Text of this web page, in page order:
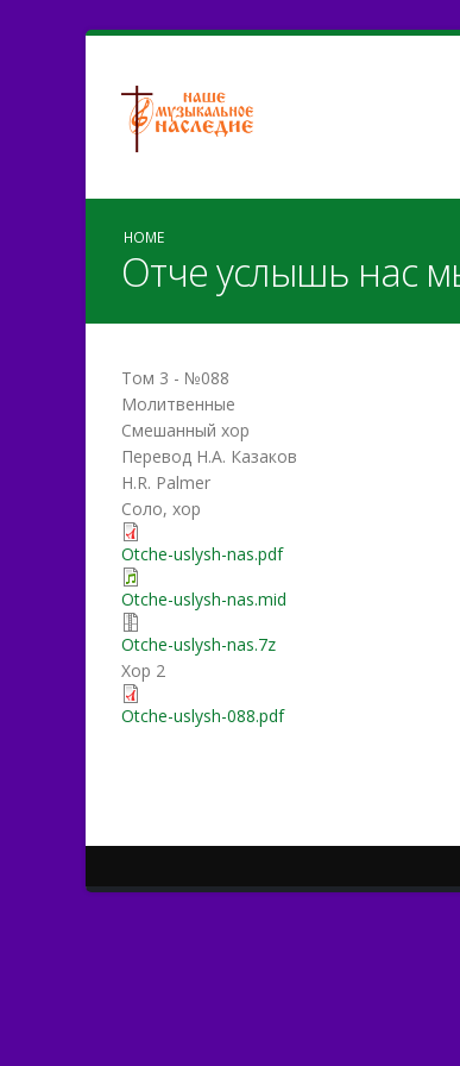
HOME
Отче услышь нас
Том 3 - №088
Молитвенные
Смешанный хор
Перевод Н.А. Казаков
H.R. Palmer
Соло, хор
Otche-uslysh-nas.pdf
Otche-uslysh-nas.mid
Otche-uslysh-nas.7z
Хор 2
Otche-uslysh-088.pdf